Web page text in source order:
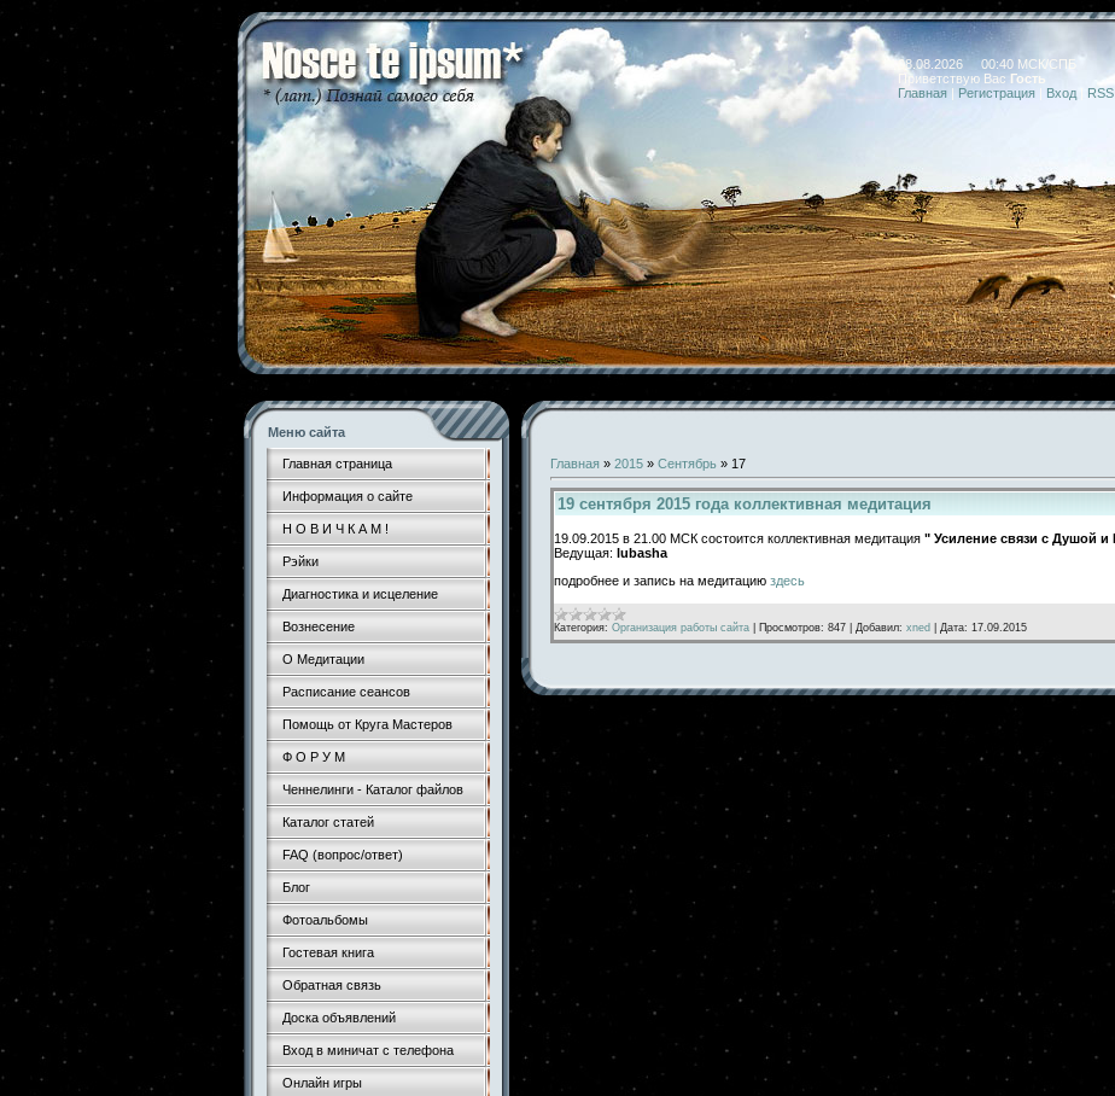
08.08.2026 00:40 МСК/СПБ
Приветствую Вас Гость
Главная | Регистрация | Вход RSS
Меню сайта
Главная страница
Информация о сайте
Н О В И Ч К А М !
Рэйки
Диагностика и исцеление
Вознесение
О Медитации
Расписание сеансов
Помощь от Круга Мастеров
Ф О Р У М
Ченнелинги - Каталог файлов
Каталог статей
FAQ (вопрос/ответ)
Блог
Фотоальбомы
Гостевая книга
Обратная связь
Доска объявлений
Вход в миничат с телефона
Онлайн игры
Главная » 2015 » Сентябрь » 17
19 сентября 2015 года коллективная медитация
19.09.2015 в 21.00 МСК состоится коллективная медитация " Усиление связи с Душой
Ведущая: lubasha
подробнее и запись на медитацию здесь
Категория: Организация работы сайта Просмотров: 847 Добавил: xned Дата: 17.09.2015